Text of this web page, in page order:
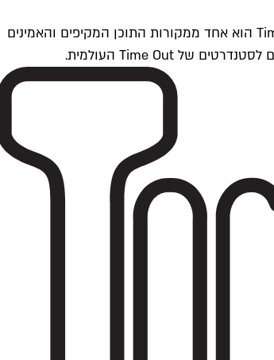
Time Outתל אביב הוא חלק מרשת Time Out Global — רשת מדיה בינלאומית הפועלת ב-360 ערים מרכזיות וב-60 מדינות ברחבי העולם. Time Out הוא אחד ממקורות התוכן המקיפים והאמינים